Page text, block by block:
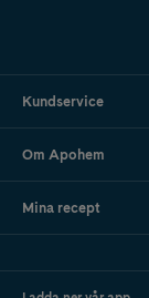
Kundservice
Om Apohem
Mina recept